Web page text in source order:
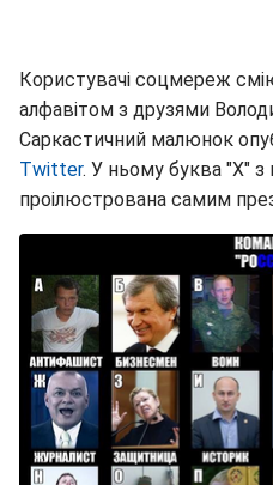
Користувачі соцмереж
алфавітом з друзями
Саркастичний малюнок
Twitter. У ньому буква "Х" з
проілюстрована самим